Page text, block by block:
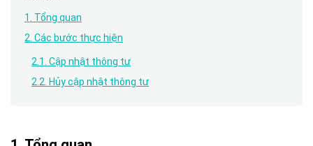
1. Tổng quan
2. Các bước thực hiện
2.1. Cập nhật thông tư
2.2. Hủy cập nhật thông tư